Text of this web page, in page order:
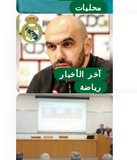
محليات
آخر الأخبار
رياضة